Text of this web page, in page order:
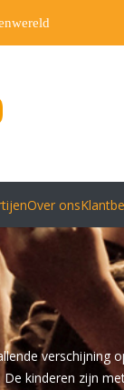
Over ons
De kinderen zijn